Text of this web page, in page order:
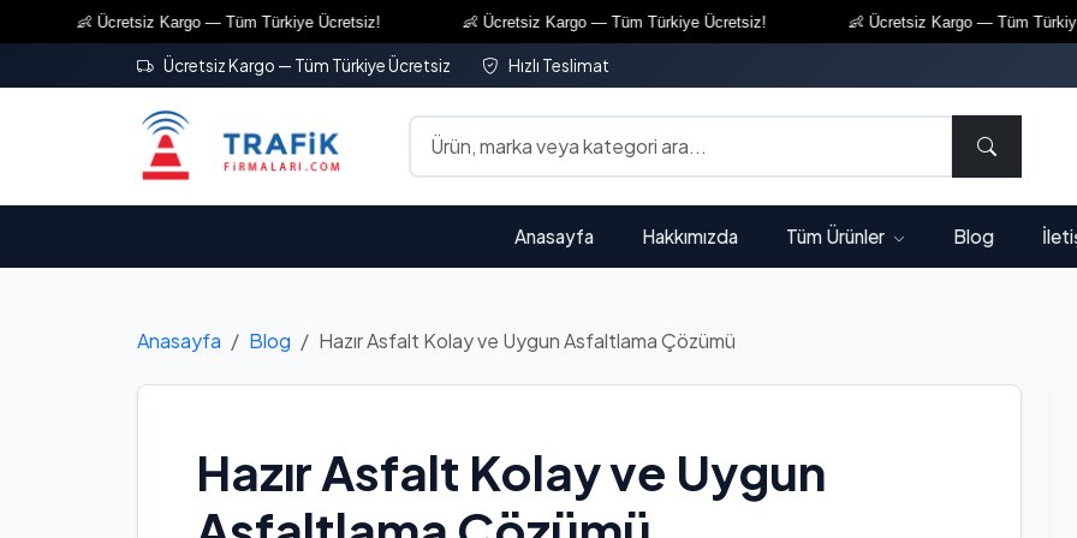
👶 Ücretsiz Kargo — Tüm Türkiye Ücretsiz! 👶 Ücretsiz Kargo — Tüm Türkiye Ücretsiz! 👶 Ücretsiz Kargo — Tüm Türkiye
Ücretsiz Kargo — Tüm Türkiye Ücretsiz Hızlı Teslimat
Anasayfa Hakkımızda Tüm Ürünler Blog
Anasayfa Blog Hazır Asfalt Kolay ve Uygun Asfaltlama Çözümü
Hazır Asfalt Kolay ve Uygun